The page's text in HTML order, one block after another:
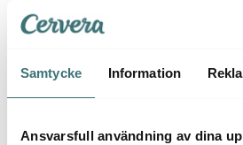
Samtycke Information
Ansvarsfull användning av dina